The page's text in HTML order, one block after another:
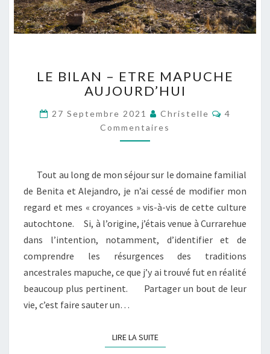
E
B
L
A
N
R
E
M
A
U
C
J
LE BILAN – ETRE MAPUCHE
AUJOURD’HUI
27 Septembre 2021 Christelle
C
O
A
R
S
4
Commentaires
Tout au long de mon séjour sur le domaine familial
de Benita et Alejandro, je n’ai cessé de modifier mon
regard et mes « croyances » vis-à-vis de cette culture
autochtone. Si, à l’origine, j’étais venue à Currarehue
dans l’intention, notamment, d’identifier et de
comprendre les résurgences des traditions
ancestrales mapuche, ce que j’y ai trouvé fut en réalité
beaucoup plus pertinent. Partager un bout de leur
vie, c’est faire sauter un…
LIRE LA SUITELIRE LA SUITE